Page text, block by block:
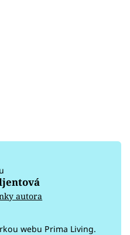
autora
webu Prima Living.